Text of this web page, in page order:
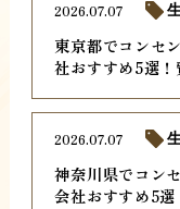
東京都でコンセ
社おすすめ5選
2026.07.07
神奈川県でコン
会社おすすめ5
2026.07.07